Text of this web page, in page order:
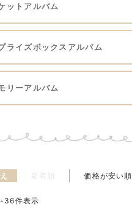
ットアルバム
ライズボックスアルバム
リーアルバム
新着順 価格が安い順
- 36件表示